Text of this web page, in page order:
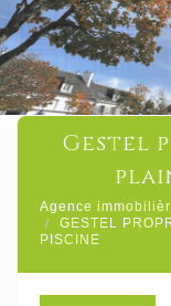
gestel propriete avec vie de
Agence
GESTEL
PISCINE